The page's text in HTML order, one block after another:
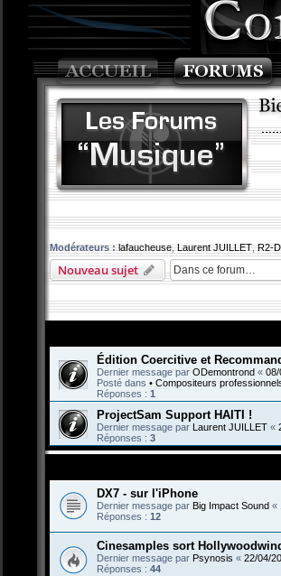
Modérateurs : lafaucheuse,Laurent JUILLET,R2-
Nouveau sujet
Édition Coercitive et
Dernier message par ODemontrond « 08/
Posté dans • Compositeurs
Réponses : 1
ProjectSam Support HAITI !
Dernier message par Laurent JUILLET «
Réponses : 3
DX7 - sur l'iPhone
Dernier message par Big Impact Sound «
Réponses : 12
Cinesamples sort
Dernier message par Psynosis « 22/04/
Réponses : 44